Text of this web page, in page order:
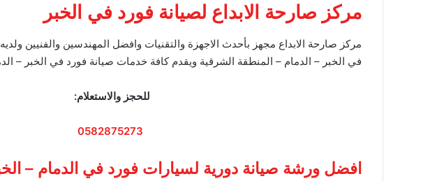
مركز صارحة الابداع لصيانة فورد في الخبر
مركز صارحة الابداع مجهز بأحدث الاجهزة والتقنيات وافضل المهندسين والفنيين
في الخبر – الدمام – المنطقة الشرقية ويقدم كافة خدمات صيانة فورد في الخبر –
للحجز والاستعلام:
0582875273
افضل ورشة صيانة دورية لسيارات فورد في الدمام –